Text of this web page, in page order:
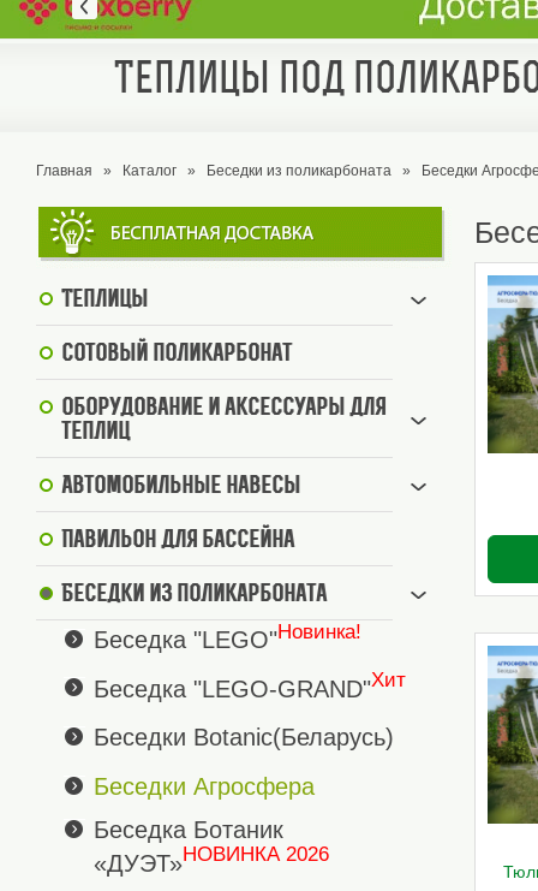
Теплицы под
Главная » Каталог » Беседки из поликарбоната » Беседки
Теплицы
Сотовый поликарбонат
Оборудование и аксессуары для
теплиц
Автомобильные навесы
Павильон для бассейна
Беседки из поликарбоната
Беседка "LEGO"Новинка!
Беседка "LEGO-GRAND"Хит
Беседки Botanic(Беларусь)
Беседки Агросфера
Беседка Ботаник
«ДУЭТ»НОВИНКА 2026